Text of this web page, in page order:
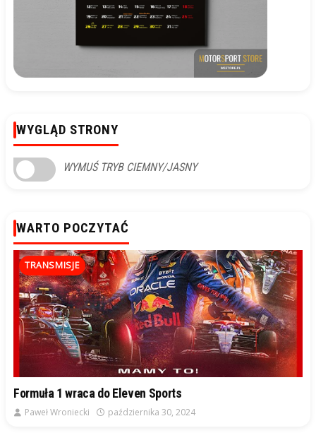
WYGLĄD STRONY
WYMUŚ TRYB CIEMNY/JASNY
WARTO POCZYTAĆ
TRANSMISJE
Formuła 1 wraca do Eleven Sports
Paweł Wroniecki października 30, 2024